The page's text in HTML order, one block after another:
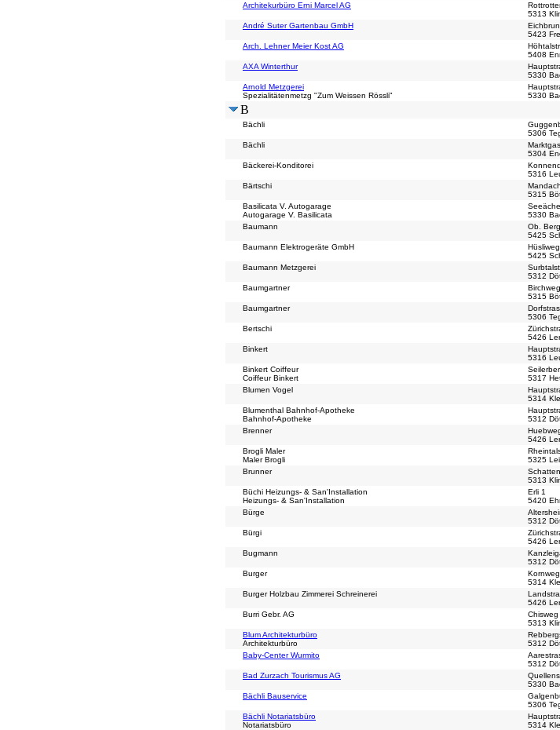
Architekurbüro Erni Marcel AG
5313
André Suter Gartenbau GmbH
5423
Arch. Lehner Meier Kost AG
5408
AXA Winterthur
5330
Arnold Metzgerei
Spezialitätenmetzg "Zum Weissen Rössli"
5330
B
Bächli
5306
Bächli
5304
Bäckerei-Konditorei
5316
Bärtschi
5315
Basilicata V. Autogarage
Autogarage V. Basilicata
5330
Baumann
Ob.
5425
Baumann Elektrogeräte GmbH
5425
Baumann Metzgerei
5312
Baumgartner
5315
Baumgartner
5306
Bertschi
5426
Binkert
5316
Binkert Coiffeur
Coiffeur Binkert
5317
Blumen Vogel
5314
Blumenthal Bahnhof-Apotheke
Bahnhof-Apotheke
5312
Brenner
5426
Brogli Maler
Maler Brogli
5325
Brunner
5313
Büchi Heizungs- & San'Installation
Heizungs- & San'Installation
Erli 1
5420
Bürge
5312
Bürgi
5426
Bugmann
5312
Burger
5314
Burger Holzbau Zimmerei Schreinerei
5426
Burri Gebr. AG
Chisweg
5313
Blum Architekturbüro
Architekturbüro
5312
Baby-Center Wurmito
5312
Bad Zurzach Tourismus AG
5330
Bächli Bauservice
5306
Bächli Notariatsbüro
Notariatsbüro
5314